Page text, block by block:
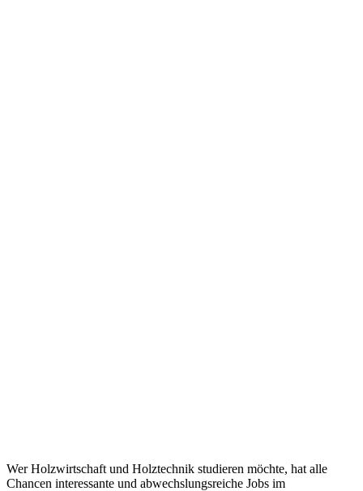
Wer Holzwirtschaft und Holztechnik studieren möchte, hat alle
Chancen interessante und abwechslungsreiche Jobs im